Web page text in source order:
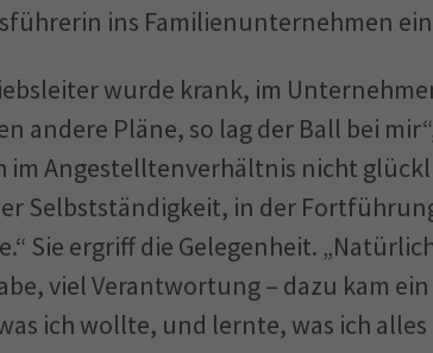
ins Familienunternehmen
wurde krank, im
andere Pläne, so lag der Ball bei
im Angestelltenverhältnis nicht
Selbstständigkeit, in der
Sie ergriff die Gelegenheit.
viel Verantwortung – dazu kam
ich wollte, und lernte, was ich